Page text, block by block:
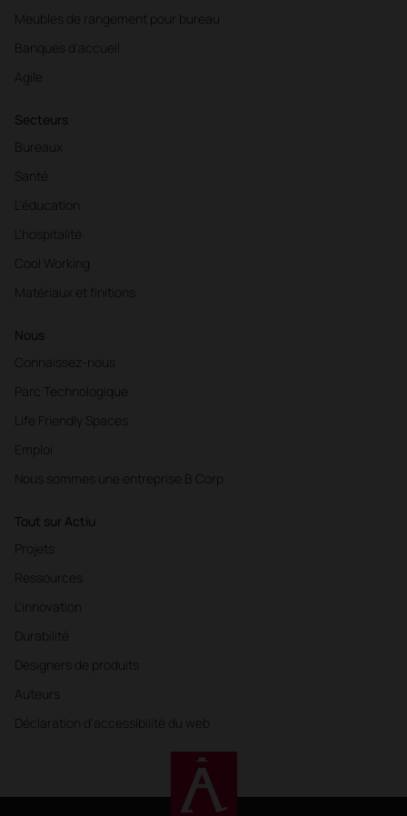
Meubles de rangement pour bureau
Banques d'accueil
Agile
Secteurs
Bureaux
Santé
L'éducation
L'hospitalité
Cool Working
Matériaux et finitions
Nous
Connaissez-nous
Parc Technologique
Life Friendly Spaces
Emploi
Nous sommes une entreprise B Corp
Tout sur Actiu
Projets
Ressources
L'innovation
Durabilité
Designers de produits
Auteurs
Déclaration d'accessibilité du web